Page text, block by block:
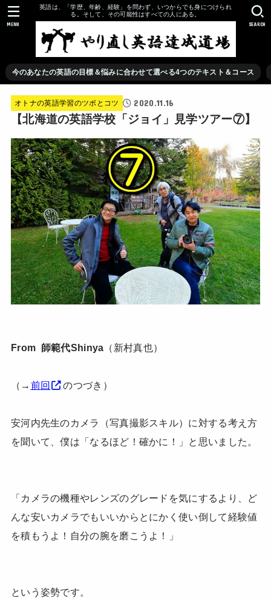
英語は、「学歴、年齢、経験」を問わず、いつからでも身につけられ
る。そして、その可能性はすべての人にある。
今のあなたの英語の目標＆悩みに合わせて選べる4つのテキスト＆コース
SEARCH
MENU
オトナの英語学習のツボとコツ 2020.11.16
【北海道の英語学校「ジョイ」見学ツアー⑦】
From 師範代Shinya （新村真也）
（→ 前回 のつづき）
安河内先生のカメラ（写真撮影スキル）に対する考え方
を聞いて、僕は「なるほど！確かに！」と思いました。
「カメラの機種やレンズのグレードを気にするより、ど
んな安いカメラでもいいからとにかく使い倒して経験値
を積もうよ！自分の腕を磨こうよ！」
という姿勢です。